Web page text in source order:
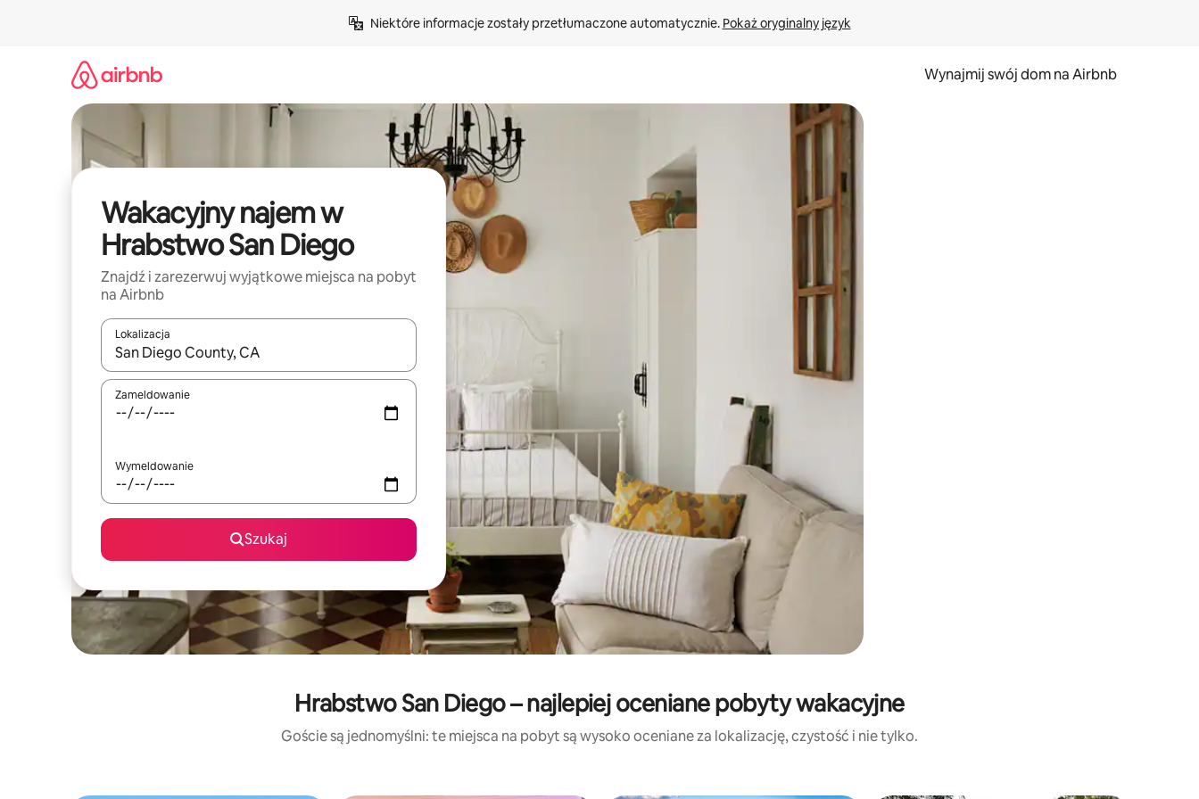
Niektóre informacje zostały przetłumaczone automatycznie. Pokaż oryginalny język
Wynajmij swój dom na Airbnb
Wakacyjny najem w
Hrabstwo San Diego
Znajdź i zarezerwuj wyjątkowe miejsca na pobyt
na Airbnb
Lokalizacja
Gdy wyniki będą dostępne, możesz poruszać się po nich za pomocą klawiszy strzałek w górę i w dół lub przeglądać je za pomocą gestów dotykowych lub przesuwania.
Zameldowanie
Wymeldowanie
Szukaj
Hrabstwo San Diego – najlepiej oceniane pobyty wakacyjne
Goście są jednomyślni: te miejsca na pobyt są wysoko oceniane za lokalizację, czystość i nie tylko.